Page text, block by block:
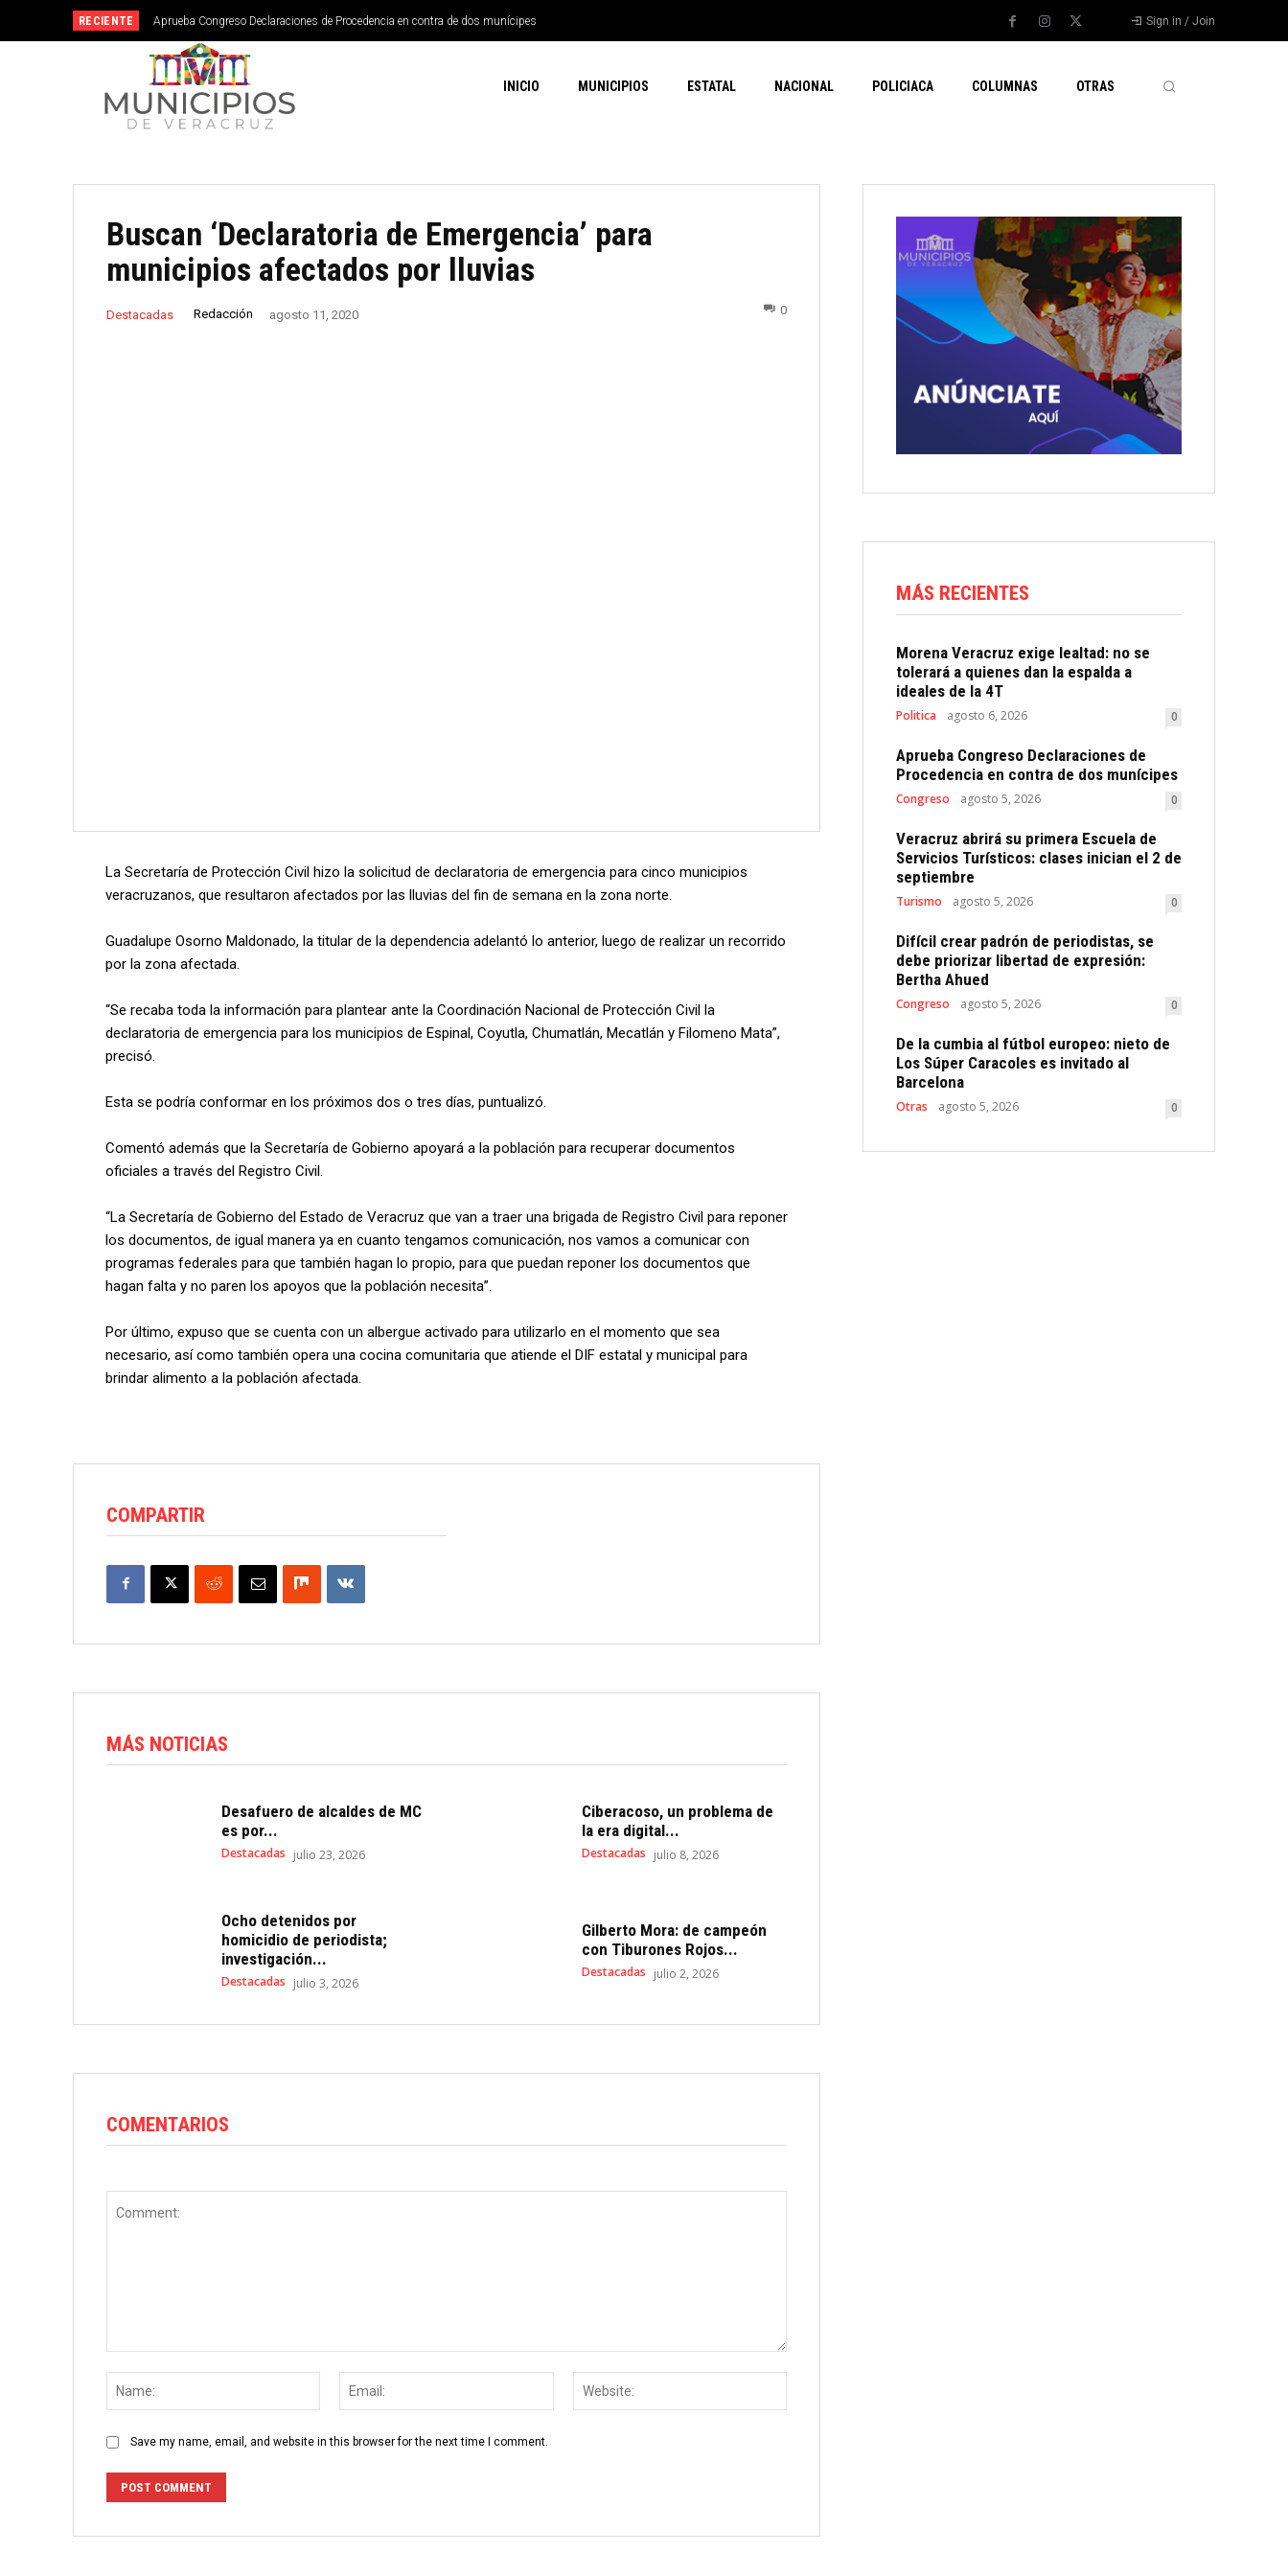
RECIENTE Aprueba Congreso Declaraciones de Procedencia en contra de dos munícipes Sign in / Join
INICIO MUNICIPIOS ESTATAL NACIONAL POLICIACA COLUMNAS OTRAS
Buscan ‘Declaratoria de Emergencia’ para
municipios afectados por lluvias
Destacadas Redacción agosto 11, 2020 0
La Secretaría de Protección Civil hizo la solicitud de declaratoria de emergencia para cinco municipios
veracruzanos, que resultaron afectados por las lluvias del fin de semana en la zona norte.
Guadalupe Osorno Maldonado, la titular de la dependencia adelantó lo anterior, luego de realizar un recorrido
por la zona afectada.
“Se recaba toda la información para plantear ante la Coordinación Nacional de Protección Civil la
declaratoria de emergencia para los municipios de Espinal, Coyutla, Chumatlán, Mecatlán y Filomeno Mata”,
precisó.
Esta se podría conformar en los próximos dos o tres días, puntualizó.
Comentó además que la Secretaría de Gobierno apoyará a la población para recuperar documentos
oficiales a través del Registro Civil.
“La Secretaría de Gobierno del Estado de Veracruz que van a traer una brigada de Registro Civil para reponer
los documentos, de igual manera ya en cuanto tengamos comunicación, nos vamos a comunicar con
programas federales para que también hagan lo propio, para que puedan reponer los documentos que
hagan falta y no paren los apoyos que la población necesita”.
Por último, expuso que se cuenta con un albergue activado para utilizarlo en el momento que sea
necesario, así como también opera una cocina comunitaria que atiende el DIF estatal y municipal para
brindar alimento a la población afectada.
COMPARTIR
MÁS NOTICIAS
Desafuero de alcaldes de MC
es por...
Destacadas julio 23, 2026
Ciberacoso, un problema de
la era digital...
Destacadas julio 8, 2026
Ocho detenidos por
homicidio de periodista;
investigación...
Destacadas julio 3, 2026
Gilberto Mora: de campeón
con Tiburones Rojos...
Destacadas julio 2, 2026
COMENTARIOS
Save my name, email, and website in this browser for the next time I comment.
MÁS RECIENTES
Morena Veracruz exige lealtad: no se
tolerará a quienes dan la espalda a
ideales de la 4T
Politica agosto 6, 2026 0
Aprueba Congreso Declaraciones de
Procedencia en contra de dos munícipes
Congreso agosto 5, 2026 0
Veracruz abrirá su primera Escuela de
Servicios Turísticos: clases inician el 2 de
septiembre
Turismo agosto 5, 2026 0
Difícil crear padrón de periodistas, se
debe priorizar libertad de expresión:
Bertha Ahued
Congreso agosto 5, 2026 0
De la cumbia al fútbol europeo: nieto de
Los Súper Caracoles es invitado al
Barcelona
Otras agosto 5, 2026 0